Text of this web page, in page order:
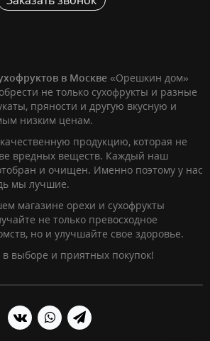
в Москве «Орешкин дом»
не только сухофрукты и разные
пряности и другую вкусную и
низким ценам.
продукцию, которая не
вредных веществ. Каждый наш
и очищен. Именно поэтому у нас
мы лучшие.
магазине орехи и сухофрукты
не только превосходное
но и улучшайте свое здоровье.
выборе и приятных покупок!